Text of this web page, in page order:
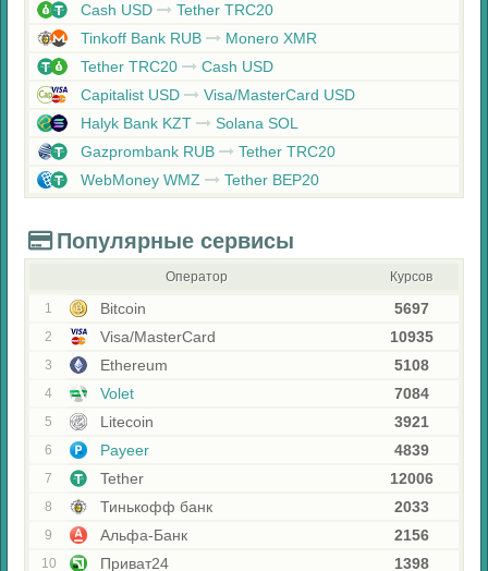
Cash USD
Tether TRC20
Tinkoff Bank RUB
Monero XMR
Tether TRC20
Cash USD
Capitalist USD
Visa/MasterCard USD
Halyk Bank KZT
Solana SOL
Gazprombank RUB
Tether TRC20
WebMoney WMZ
Tether BEP20
Популярные сервисы
Оператор Курсов
1 Bitcoin 5697
2 Visa/MasterCard 10935
3 Ethereum 5108
4 Volet 7084
5 Litecoin 3921
6 Payeer 4839
7 Tether 12006
8 Тинькофф банк 2033
9 Альфа-Банк 2156
10 Приват24 1398